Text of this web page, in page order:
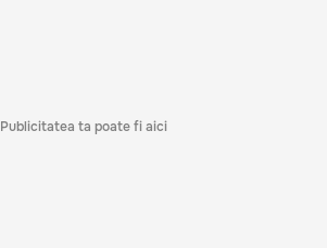
Publicitatea ta poate fi aici